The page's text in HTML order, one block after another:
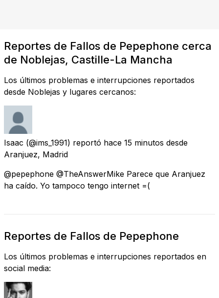
Reportes de Fallos de Pepephone cerca
de Noblejas, Castille-La Mancha
Los últimos problemas e interrupciones reportados
desde Noblejas y lugares cercanos:
Isaac (@ims_1991) reportó hace 15 minutos desde
Aranjuez, Madrid
@pepephone @TheAnswerMike Parece que Aranjuez
ha caído. Yo tampoco tengo internet =(
Reportes de Fallos de Pepephone
Los últimos problemas e interrupciones reportados en
social media: